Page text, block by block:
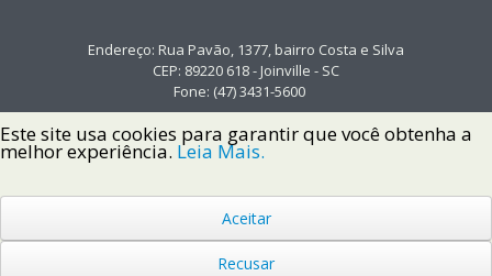
Endereço: Rua Pavão, 1377, bairro Costa e Silva
CEP: 89220 618 - Joinville - SC
Fone: (47) 3431-5600
Copyright © 2022 Instituto Federal de Santa Catarina IFSC
Todos os Direitos Reservados.
Este site usa cookies para garantir que você obtenha a
melhor experiência. Leia Mais.
Aceitar
Recusar